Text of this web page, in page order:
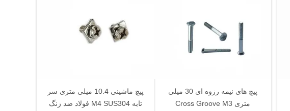
پیچ های نیمه رزوه ای 30 میلی
متری Cross Groove M3
پیچ ماشینی 10.4 میلی متری سر
تابه M4 SUS304 فولاد ضد زنگ